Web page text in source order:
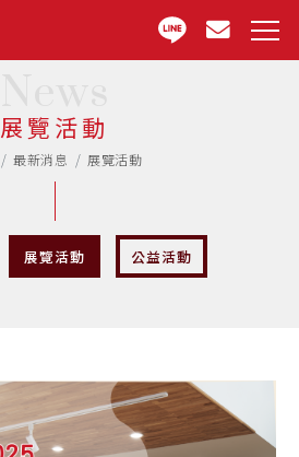
展覽活動
最新消息 展覽活動
展覽活動 公益活動